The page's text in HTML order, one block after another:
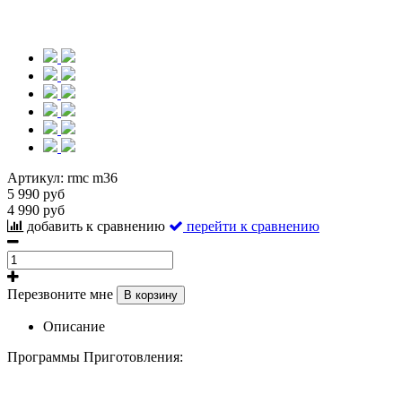
Артикул: rmc m36
5 990 руб
4 990 руб
добавить к сравнению
перейти к сравнению
Перезвоните мне В корзину
Описание
Программы Приготовления: